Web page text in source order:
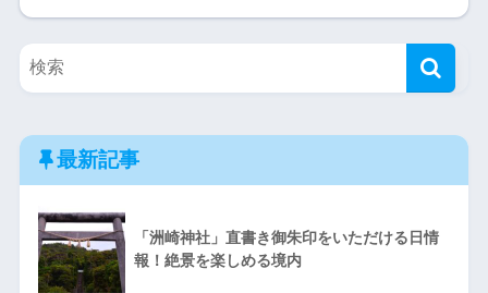
最新記事
「洲崎神社」直書き御朱印をいただける日情
報！絶景を楽しめる境内